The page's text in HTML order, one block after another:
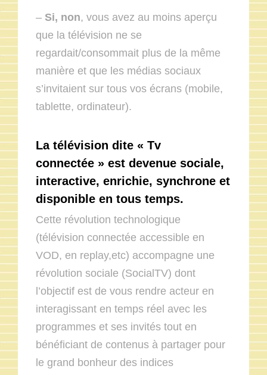
– Si, non, vous avez au moins aperçu
que la télévision ne se
regardait/consommait plus de la même
manière et que les médias sociaux
s’invitaient sur tous vos écrans (mobile,
tablette, ordinateur).
La télévision dite « Tv
connectée » est devenue sociale,
interactive, enrichie, synchrone et
disponible en tous temps.
Cette révolution technologique
(télévision connectée accessible en
VOD, en replay,etc) accompagne une
révolution sociale (SocialTV) dont
l’objectif est de vous rendre acteur en
interagissant en temps réel avec les
programmes et ses invités tout en
bénéficiant de contenus à partager pour
le grand bonheur des indices